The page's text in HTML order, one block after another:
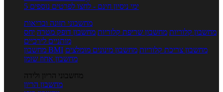
5 ימי ניסיון חינם - לחצו לפרטים נוספים
מחשבוני תזונה ובריאות
מחשבון קלוריות מחשבון שריפת קלוריות מחשבון דופק מטרה יחס
מותניים לירכיים
מחשבון BMI
מחשבון צריכת קלוריות מחשבון מינונים מומלצים
מחשבון אחוז שומן
מחשבוני הריון ולידה
מחשבון הריון